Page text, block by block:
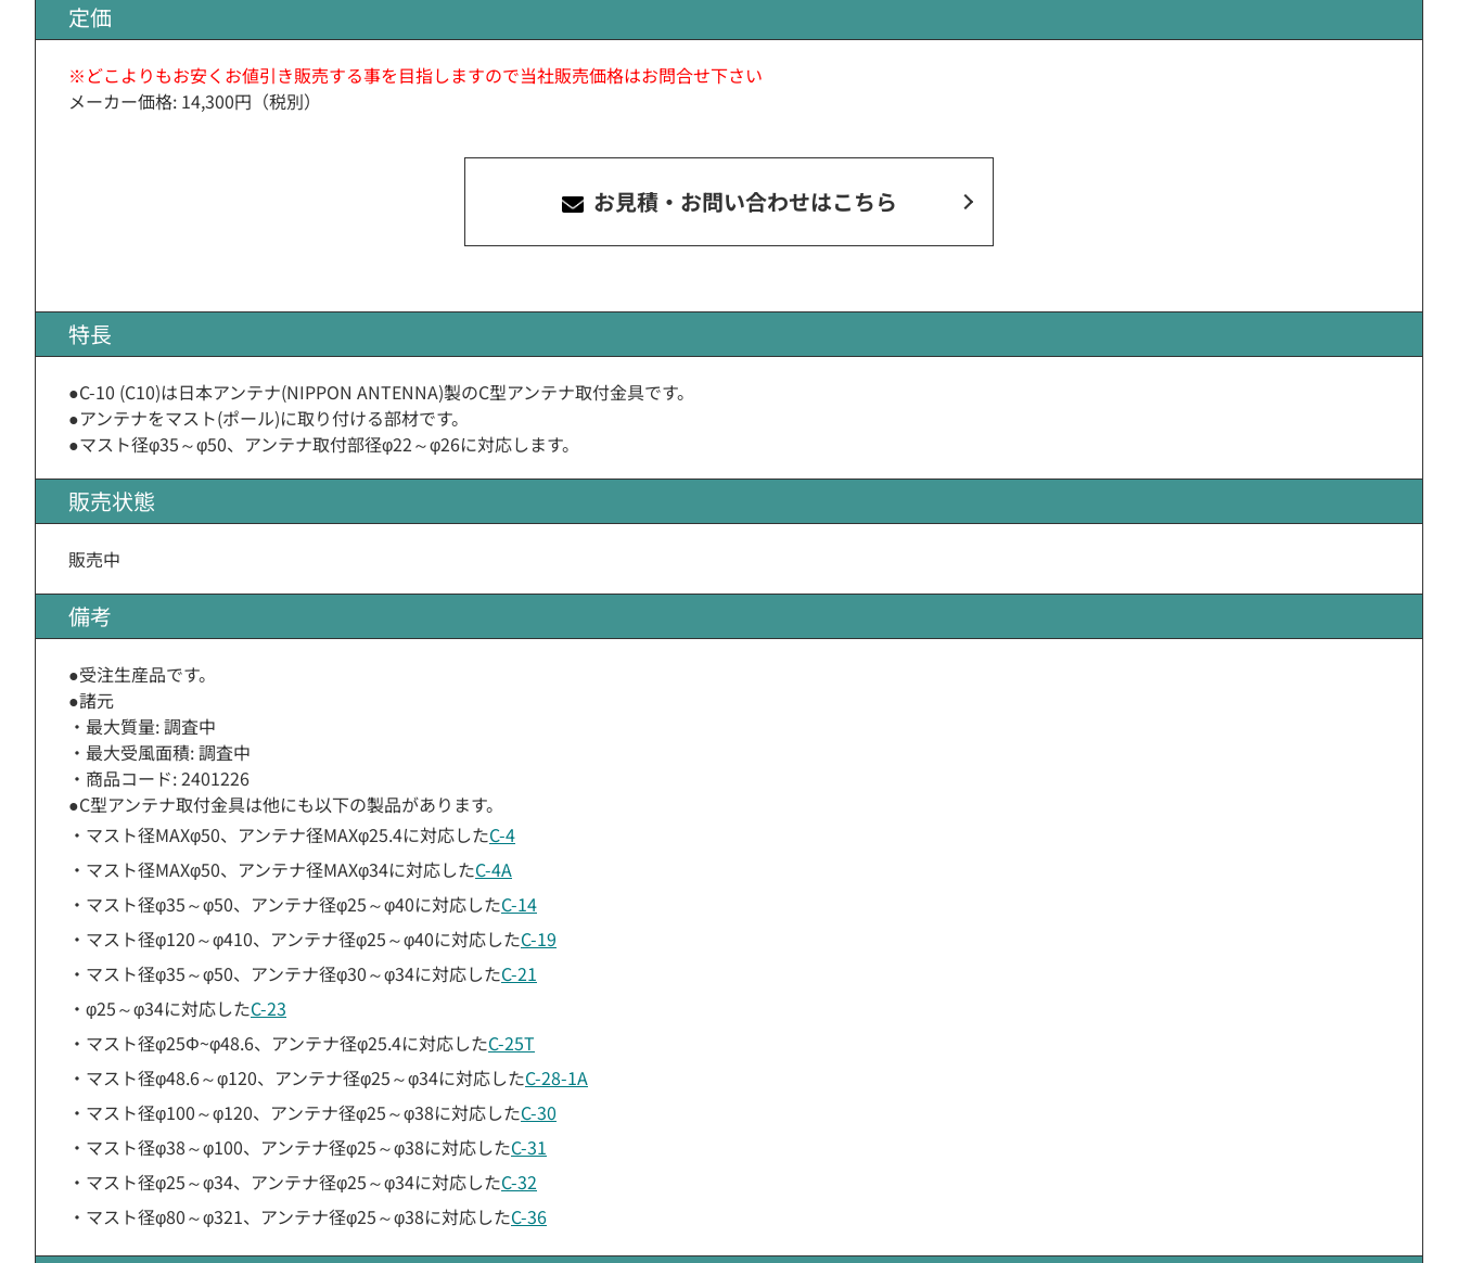
定価
※どこよりもお安くお値引き販売する事を目指しますので当社販売価格はお問合せ下さい
メーカー価格: 14,300円（税別）
お見積・お問い合わせはこちら
特長
●C-10 (C10)は日本アンテナ(NIPPON ANTENNA)製のC型アンテナ取付金具です。
●アンテナをマスト(ポール)に取り付ける部材です。
●マスト径φ35～φ50、アンテナ取付部径φ22～φ26に対応します。
販売状態
販売中
備考
●受注生産品です。
●諸元
・最大質量: 調査中
・最大受風面積: 調査中
・商品コード: 2401226
●C型アンテナ取付金具は他にも以下の製品があります。
・マスト径MAXφ50、アンテナ径MAXφ25.4に対応したC-4
・マスト径MAXφ50、アンテナ径MAXφ34に対応したC-4A
・マスト径φ35～φ50、アンテナ径φ25～φ40に対応したC-14
・マスト径φ120～φ410、アンテナ径φ25～φ40に対応したC-19
・マスト径φ35～φ50、アンテナ径φ30～φ34に対応したC-21
・φ25～φ34に対応したC-23
・マスト径φ25Φ~φ48.6、アンテナ径φ25.4に対応したC-25T
・マスト径φ48.6～φ120、アンテナ径φ25～φ34に対応したC-28-1A
・マスト径φ100～φ120、アンテナ径φ25～φ38に対応したC-30
・マスト径φ38～φ100、アンテナ径φ25～φ38に対応したC-31
・マスト径φ25～φ34、アンテナ径φ25～φ34に対応したC-32
・マスト径φ80～φ321、アンテナ径φ25～φ38に対応したC-36